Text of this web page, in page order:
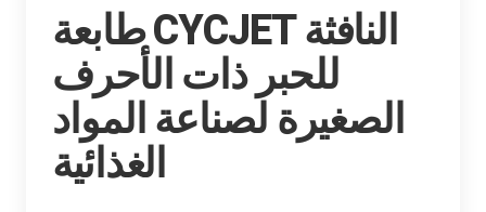
طابعة CYCJET النافثة
للحبر ذات الأحرف
الصغيرة لصناعة المواد
الغذائية